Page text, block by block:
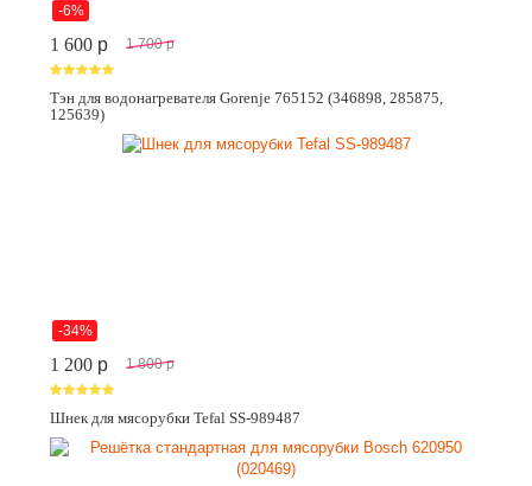
-6%
1 600 p 1 700 p
Тэн для водонагревателя Gorenje 765152 (346898, 285875,
125639)
-34%
1 200 p 1 800 p
Шнек для мясорубки Tefal SS-989487